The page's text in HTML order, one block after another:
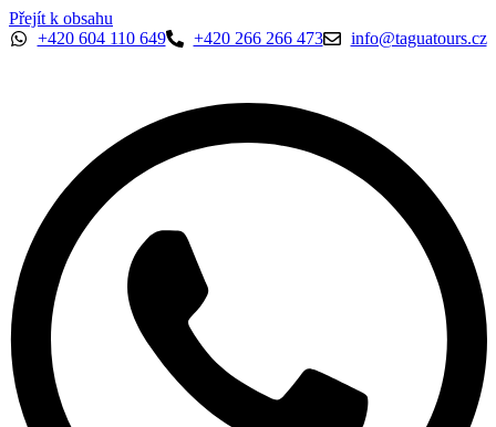
Přejít k obsahu
+420 604 110 649
+420 266 266 473 info@taguatours.cz